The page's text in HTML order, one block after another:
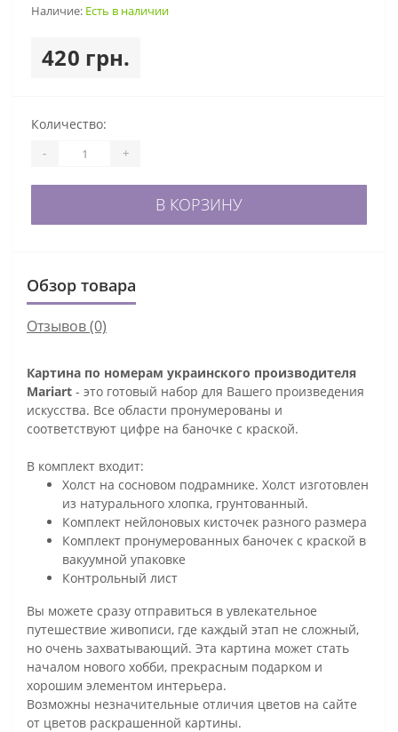
Наличие: Есть в наличии
420 грн.
Количество:
- +
В КОРЗИНУ
Обзор товара
Отзывов (0)
Картина по номерам украинского производителя
Mariart - это готовый набор для Вашего произведения
искусства. Все области пронумерованы и
соответствуют цифре на баночке с краской.
В комплект входит:
Холст на сосновом подрамнике. Холст изготовлен
из натурального хлопка, грунтованный.
Комплект нейлоновых кисточек разного размера
Комплект пронумерованных баночек с краской в
вакуумной упаковке
Контрольный лист
Вы можете сразу отправиться в увлекательное
путешествие живописи, где каждый этап не сложный,
но очень захватывающий. Эта картина может стать
началом нового хобби, прекрасным подарком и
хорошим элементом интерьера.
Возможны незначительные отличия цветов на сайте
от цветов раскрашенной картины.